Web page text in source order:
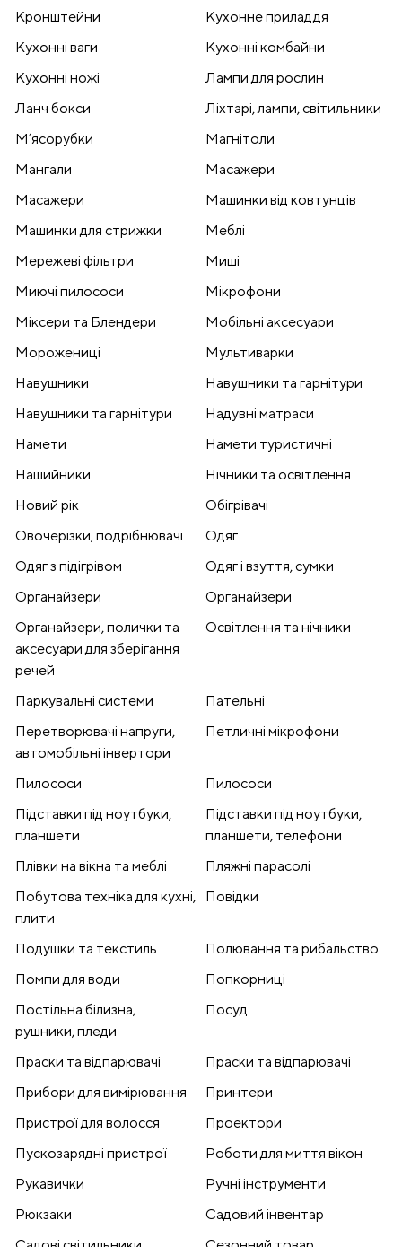
Кронштейни
Кухонне приладдя
Кухонні ваги
Кухонні комбайни
Кухонні ножі
Лампи для рослин
Ланч бокси
Ліхтарі, лампи, світильники
Мʼясорубки
Магнітоли
Мангали
Масажери
Масажери
Машинки від ковтунців
Машинки для стрижки
Меблі
Мережеві фільтри
Миші
Миючі пилососи
Мікрофони
Міксери та Блендери
Мобільні аксесуари
Морожениці
Мультиварки
Навушники
Навушники та гарнітури
Навушники та гарнітури
Надувні матраси
Намети
Намети туристичні
Нашийники
Нічники та освітлення
Новий рік
Обігрівачі
Овочерізки, подрібнювачі
Одяг
Одяг з підігрівом
Одяг і взуття, сумки
Органайзери
Органайзери
Органайзери, полички та
аксесуари для зберігання
речей
Освітлення та нічники
Паркувальні системи
Пательні
Перетворювачі напруги,
автомобільні інвертори
Петличні мікрофони
Пилососи
Пилососи
Підставки під ноутбуки,
планшети
Підставки під ноутбуки,
планшети, телефони
Плівки на вікна та меблі
Пляжні парасолі
Побутова техніка для кухні,
плити
Повідки
Подушки та текстиль
Полювання та рибальство
Помпи для води
Попкорниці
Постільна білизна,
рушники, пледи
Посуд
Праски та відпарювачі
Праски та відпарювачі
Прибори для вимірювання
Принтери
Пристрої для волосся
Проектори
Пускозарядні пристрої
Роботи для миття вікон
Рукавички
Ручні інструменти
Рюкзаки
Садовий інвентар